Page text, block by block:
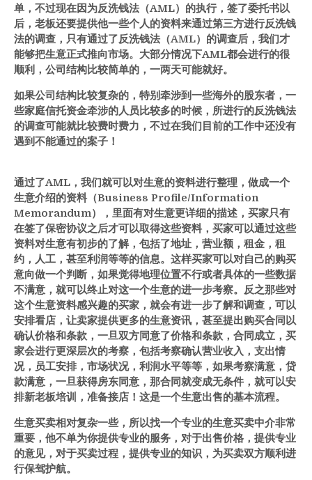
单，不过现在因为反洗钱法（AML）的执行，签了委托书以
后，老板还要提供他一些个人的资料来通过第三方进行反洗钱
法的调查，只有通过了反洗钱法（AML）的调查后，我们才
能够把生意正式推向市场。大部分情况下AML都会进行的很
顺利，公司结构比较简单的，一两天可能就好。
如果公司结构比较复杂的，特别牵涉到一些海外的股东者，一
些家庭信托资金牵涉的人员比较多的时候，所进行的反洗钱法
的调查可能就比较费时费力，不过在我们目前的工作中还没有
遇到不能通过的案子！
通过了AML，我们就可以对生意的资料进行整理，做成一个
生意介绍的资料（Business Profile/Information
Memorandum），里面有对生意更详细的描述，买家只有
在签了保密协议之后才可以取得这些资料，买家可以通过这些
资料对生意有初步的了解，包括了地址，营业额，租金，租
约，人工，甚至利润等等的信息。这样买家可以对自己的购买
意向做一个判断，如果觉得地理位置不行或者具体的一些数据
不满意，就可以终止对这一个生意的进一步考察。反之那些对
这个生意资料感兴趣的买家，就会有进一步了解和调查，可以
安排看店，让卖家提供更多的生意资讯，甚至提出购买合同以
确认价格和条款，一旦双方同意了价格和条款，合同成立，买
家会进行更深层次的考察，包括考察确认营业收入，支出情
况，员工安排，市场状况，利润水平等等，如果考察满意，贷
款满意，一旦获得房东同意，那合同就变成无条件，就可以安
排新老板培训，准备接店！这是一个生意出售的基本流程。
生意买卖相对复杂一些，所以找一个专业的生意买卖中介非常
重要，他不单为你提供专业的服务，对于出售价格，提供专业
的意见，对于买卖过程，提供专业的知识，为买卖双方顺利进
行保驾护航。